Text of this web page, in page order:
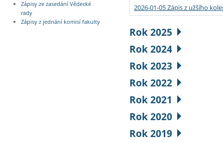
Zápisy ze zasedání Vědecké
rady
Zápisy z jednání komisí fakulty
2026-01-05 Zápis z užšího
Rok 2025
Rok 2024
Rok 2023
Rok 2022
Rok 2021
Rok 2020
Rok 2019